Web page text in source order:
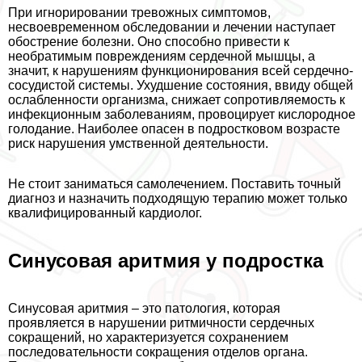
При игнорировании тревожных симптомов,
несвоевременном обследовании и лечении наступает
обострение болезни. Оно способно привести к
необратимым повреждениям сердечной мышцы, а
значит, к нарушениям функционирования всей сердечно-
сосудистой системы. Ухудшение состояния, ввиду общей
ослабленности организма, снижает сопротивляемость к
инфекционным заболеваниям, провоцирует кислородное
голодание. Наиболее опасен в подростковом возрасте
риск нарушения умственной деятельности.
Не стоит заниматься самолечением. Поставить точный
диагноз и назначить подходящую терапию может только
квалифицированный кардиолог.
Синусовая аритмия у подростка
Синусовая аритмия – это патология, которая
проявляется в нарушении ритмичности сердечных
сокращений, но хаpaктеризуется сохранением
последовательности сокращения отделов органа.